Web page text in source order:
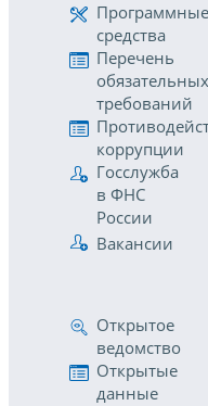
Программные
средства
Перечень
обязательных
требований
коррупции
Госслужба
в ФНС
России
Вакансии
Открытое
ведомство
Открытые
данные